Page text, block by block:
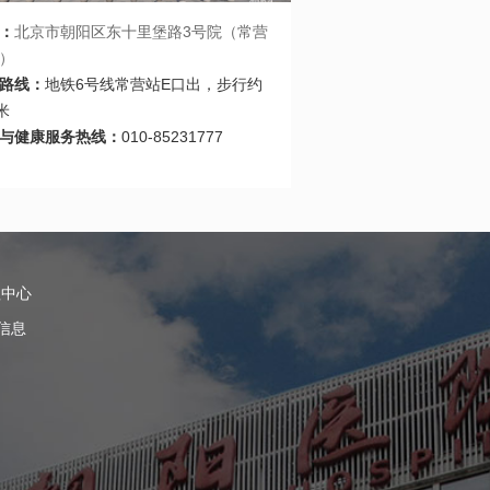
北京市朝阳区东十里堡路3号院（常营
线： 地铁6号线常营站E口出，步行约
健康服务热线： 010-85231777
心
息